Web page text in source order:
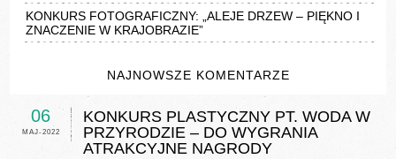
KONKURS FOTOGRAFICZNY: „ALEJE DRZEW – PIĘKNO I
ZNACZENIE W KRAJOBRAZIE”
NAJNOWSZE KOMENTARZE
06
MAJ-2022
KONKURS PLASTYCZNY PT. WODA W
PRZYRODZIE – DO WYGRANIA
ATRAKCYJNE NAGRODY